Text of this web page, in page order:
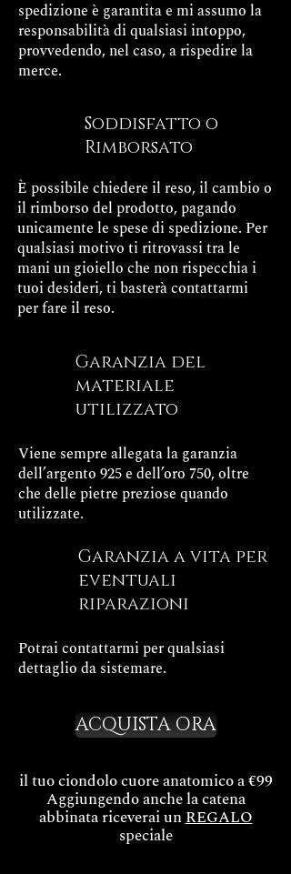
spedizione è garantita e mi assumo la
responsabilità di qualsiasi intoppo,
provvedendo, nel caso, a rispedire la
merce.
Soddisfatto o
Rimborsato
È possibile chiedere il reso, il cambio o
il rimborso del prodotto, pagando
unicamente le spese di spedizione. Per
qualsiasi motivo ti ritrovassi tra le
mani un gioiello che non rispecchia i
tuoi desideri, ti basterà contattarmi
per fare il reso.
Garanzia del
materiale
utilizzato
Viene sempre allegata la garanzia
dell’argento 925 e dell’oro 750, oltre
che delle pietre preziose quando
utilizzate.
Garanzia a vita per
eventuali
riparazioni
Potrai contattarmi per qualsiasi
dettaglio da sistemare.
ACQUISTA ORA
il tuo ciondolo cuore anatomico a €99
Aggiungendo anche la catena
abbinata riceverai unREGALO
speciale